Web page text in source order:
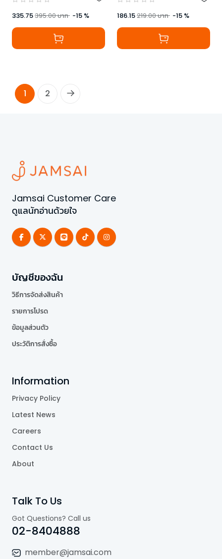
335.75395.00บาท -15 % 186.15219.00บาท -15 %
1 2
Jamsai Customer Care
ดูแลนักอ่านด้วยใจ
บัญชีของฉัน
วิธีการจัดส่งสินค้า
รายการโปรด
ข้อมูลส่วนตัว
ประวัติการสั่งซื้อ
Information
Privacy Policy
Latest News
Careers
Contact Us
About
Talk To Us
Got Questions? Call us
02-8404888
member@jamsai.com